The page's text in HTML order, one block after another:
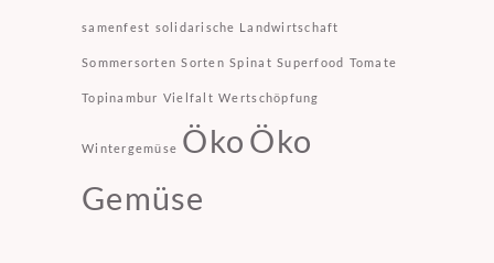
samenfest solidarische Landwirtschaft
Sommersorten Sorten Spinat Superfood Tomate
Topinambur Vielfalt Wertschöpfung
Wintergemüse Öko Öko
Gemüse